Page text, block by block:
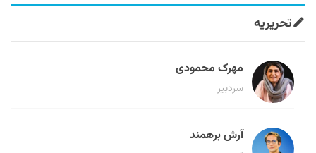
تحریریه
مهرک محمودی
سردبیر
آرش برهمند